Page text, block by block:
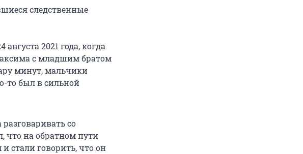
следственные
2021 года, когда
с младшим братом
минут, мальчики
то был в сильной
со
что на обратном пути
стали говорить, что он